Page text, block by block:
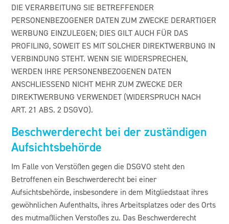
DIE VERARBEITUNG SIE BETREFFENDER
PERSONENBEZOGENER DATEN ZUM ZWECKE DERARTIGER
WERBUNG EINZULEGEN; DIES GILT AUCH FÜR DAS
PROFILING, SOWEIT ES MIT SOLCHER DIREKTWERBUNG IN
VERBINDUNG STEHT. WENN SIE WIDERSPRECHEN,
WERDEN IHRE PERSONENBEZOGENEN DATEN
ANSCHLIESSEND NICHT MEHR ZUM ZWECKE DER
DIREKTWERBUNG VERWENDET (WIDERSPRUCH NACH
ART. 21 ABS. 2 DSGVO).
Beschwerde­recht bei der zuständigen
Aufsichts­behörde
Im Falle von Verstößen gegen die DSGVO steht den
Betroffenen ein Beschwerderecht bei einer
Aufsichtsbehörde, insbesondere in dem Mitgliedstaat ihres
gewöhnlichen Aufenthalts, ihres Arbeitsplatzes oder des Orts
des mutmaßlichen Verstoßes zu. Das Beschwerderecht